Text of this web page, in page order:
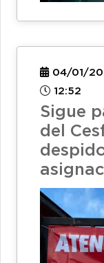
04/01/
12:52
Sigue
del